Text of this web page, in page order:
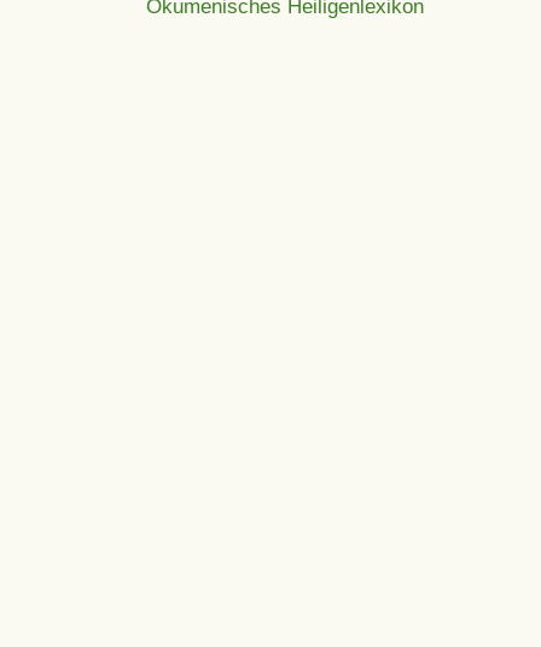
Ökumenisches Heiligenlexikon